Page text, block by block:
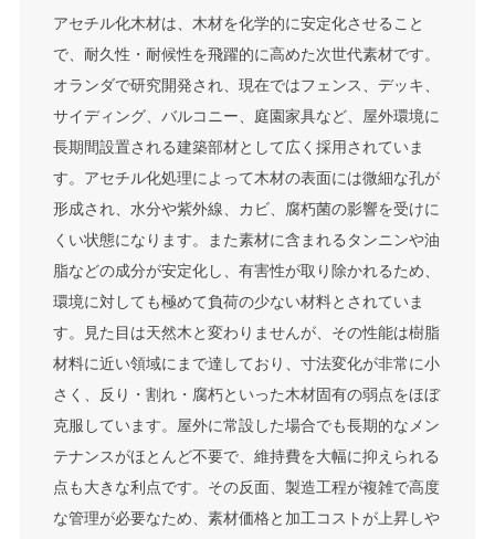
アセチル化木材は、木材を化学的に安定化させること
で、耐久性・耐候性を飛躍的に高めた次世代素材です。
オランダで研究開発され、現在ではフェンス、デッキ、
サイディング、バルコニー、庭園家具など、屋外環境に
長期間設置される建築部材として広く採用されていま
す。アセチル化処理によって木材の表面には微細な孔が
形成され、水分や紫外線、カビ、腐朽菌の影響を受けに
くい状態になります。また素材に含まれるタンニンや油
脂などの成分が安定化し、有害性が取り除かれるため、
環境に対しても極めて負荷の少ない材料とされていま
す。見た目は天然木と変わりませんが、その性能は樹脂
材料に近い領域にまで達しており、寸法変化が非常に小
さく、反り・割れ・腐朽といった木材固有の弱点をほぼ
克服しています。屋外に常設した場合でも長期的なメン
テナンスがほとんど不要で、維持費を大幅に抑えられる
点も大きな利点です。その反面、製造工程が複雑で高度
な管理が必要なため、素材価格と加工コストが上昇しや